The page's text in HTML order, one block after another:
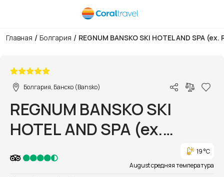
Главная / Болгария / REGNUM BANSKO SKI HOTEL AND SPA (ex.
Болгария, Банско (Bansko)
REGNUM BANSKO SKI
HOTEL AND SPA (ex.
REGNUM HOTEL)
19 °C
August средняя температура